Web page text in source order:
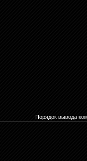
Порядок вывода